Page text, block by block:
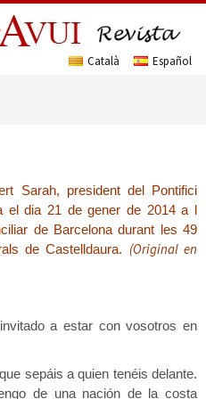
Sarah, president del Pontifici
el dia 21 de gener de 2014 a l
de Barcelona durant les 49
de Castelldaura. (Original en
a estar con vosotros en
sepáis a quien tenéis delante.
de una nación de la costa